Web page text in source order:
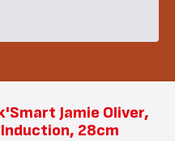
Jamie Oliver,
28cm